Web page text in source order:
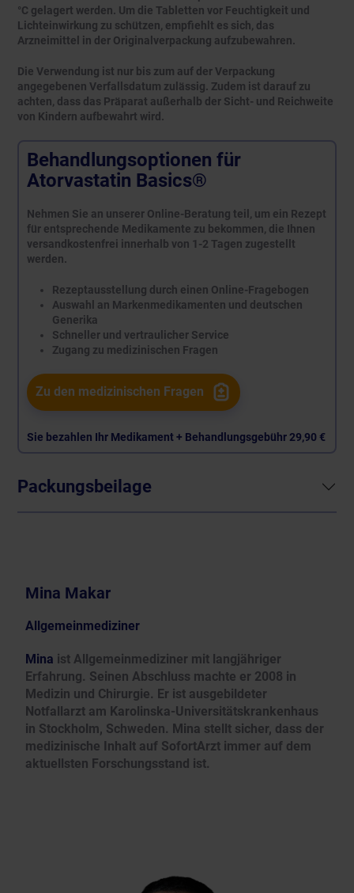
°C gelagert werden. Um die Tabletten vor Feuchtigkeit und
Lichteinwirkung zu schützen, empfiehlt es sich, das
Arzneimittel in der Originalverpackung aufzubewahren.
Die Verwendung ist nur bis zum auf der Verpackung
angegebenen Verfallsdatum zulässig. Zudem ist darauf zu
achten, dass das Präparat außerhalb der Sicht- und Reichweite
von Kindern aufbewahrt wird.
Behandlungsoptionen für
Atorvastatin Basics®
Nehmen Sie an unserer Online-Beratung teil, um ein Rezept
für entsprechende Medikamente zu bekommen, die Ihnen
versandkostenfrei innerhalb von 1-2 Tagen zugestellt
werden.
Rezeptausstellung durch einen Online-Fragebogen
Auswahl an Markenmedikamenten und deutschen
Generika
Schneller und vertraulicher Service
Zugang zu medizinischen Fragen
Zu den medizinischen Fragen
Sie bezahlen Ihr Medikament + Behandlungsgebühr29,90 €
Packungsbeilage
Mina Makar
Allgemeinmediziner
Mina ist Allgemeinmediziner mit langjähriger
Erfahrung. Seinen Abschluss machte er 2008 in
Medizin und Chirurgie. Er ist ausgebildeter
Notfallarzt am Karolinska-Universitätskrankenhaus
in Stockholm, Schweden. Mina stellt sicher, dass der
medizinische Inhalt auf SofortArzt immer auf dem
aktuellsten Forschungsstand ist.